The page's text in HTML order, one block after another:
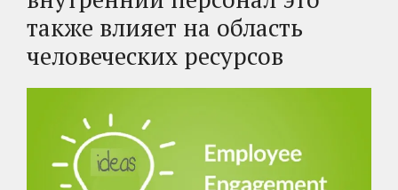
также влияет на область
человеческих ресурсов